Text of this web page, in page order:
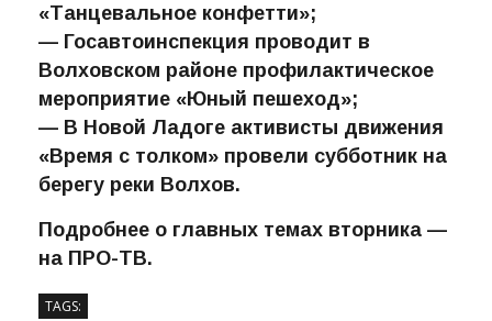
«Танцевальное конфетти»;
— Госавтоинспекция проводит в
Волховском районе профилактическое
мероприятие «Юный пешеход»;
— В Новой Ладоге активисты движения
«Время с толком» провели субботник на
берегу реки Волхов.
Подробнее о главных темах вторника —
на ПРО-ТВ.
TAGS: